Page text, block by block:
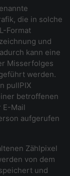
die in solche
Format
und
kann eine
Misserfolges
werden.
pullPIX
betroffenen
E-Mail
aufgerufen
Zählpixel
von dem
und